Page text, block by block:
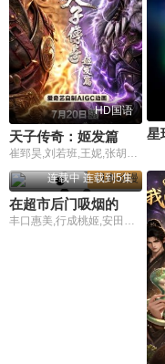
HD国语
天子传奇：姬发篇
崔郅昊,刘若班,王妮,张胡子,图特哈蒙,卢力峰,贺燕琳,木青禾,王雪亮,任景行,张占坤
日本动漫
连载中 连载到5集
丰口惠美,行成桃姬,安田陆矢,佐藤拓也,星希成奏